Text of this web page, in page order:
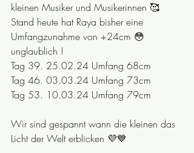
kleinen Musiker und Musikerinnen 🥰
Stand heute hat Raya bisher eine
Umfangzunahme von +24cm 😳
unglaublich !
Tag 39. 25.02.24 Umfang 68cm
Tag 46. 03.03.24 Umfang 73cm
Tag 53. 10.03.24 Umfang 79cm
Wir sind gespannt wann die kleinen das
Licht der Welt erblicken 💜💙